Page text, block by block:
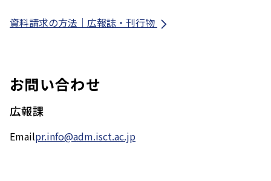
資料請求の方法｜広報誌・刊行物
お問い合わせ
広報課
Emailpr.info@adm.isct.ac.jp